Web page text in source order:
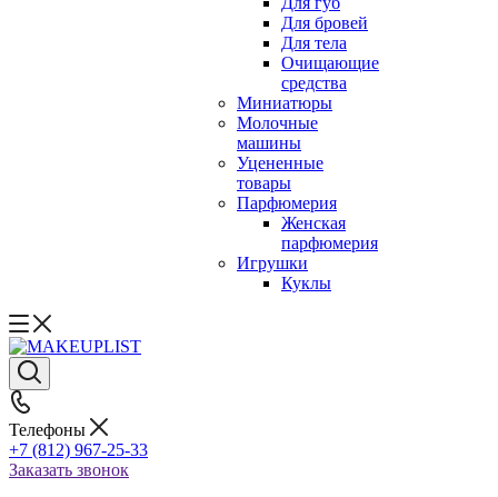
Для бровей
Для тела
Очищающие
средства
Миниатюры
Молочные
машины
Уцененные
товары
Парфюмерия
Женская
парфюмерия
Игрушки
Куклы
Телефоны
+7 (812) 967-25-33
Заказать звонок